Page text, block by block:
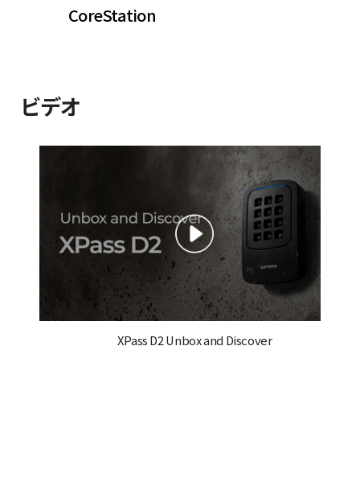
CoreStation
ビデオ
XPass D2 Unbox and Discover